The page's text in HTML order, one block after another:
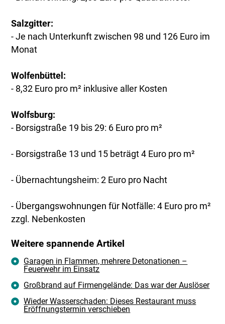
Salzgitter:
- Je nach Unterkunft zwischen 98 und 126 Euro im
Monat
Wolfenbüttel:
- 8,32 Euro pro m² inklusive aller Kosten
Wolfsburg:
- Borsigstraße 19 bis 29: 6 Euro pro m²
- Borsigstraße 13 und 15 beträgt 4 Euro pro m²
- Übernachtungsheim: 2 Euro pro Nacht
- Übergangswohnungen für Notfälle: 4 Euro pro m²
zzgl. Nebenkosten
Weitere spannende Artikel
Garagen in Flammen, mehrere Detonationen –
Feuerwehr im Einsatz
Großbrand auf Firmengelände: Das war der Auslöser
Wieder Wasserschaden: Dieses Restaurant muss
Eröffnungstermin verschieben